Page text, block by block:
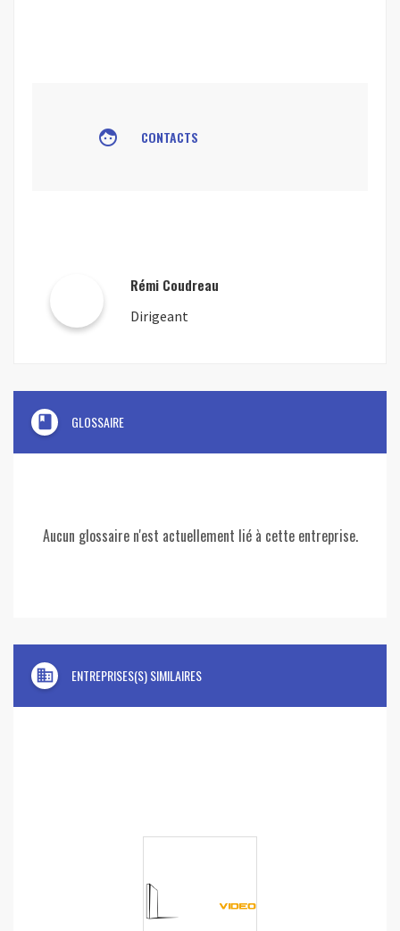
face CONTACTS
Rémi Coudreau
Dirigeant
book GLOSSAIRE
Aucun glossaire n'est actuellement lié à cette entreprise.
domain ENTREPRISES(S) SIMILAIRES